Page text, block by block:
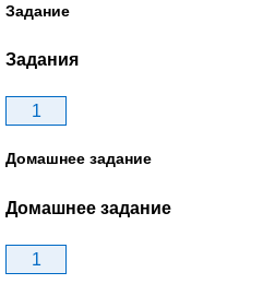
Задание
Задания
1
Домашнее задание
Домашнее задание
1